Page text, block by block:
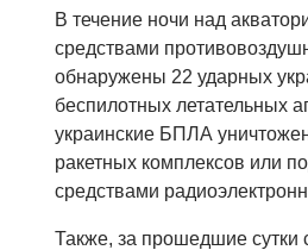
В течение ночи над
средствами
обнаружены 22 ударных
беспилотных летательных
украинские БПЛА
ракетных комплексов или
средствами
Также, за прошедшие